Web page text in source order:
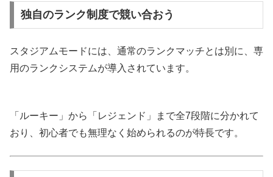
独自のランク制度で競い合おう
スタジアムモードには、通常のランクマッチとは別に、専
用のランクシステムが導入されています。
「ルーキー」から「レジェンド」まで全7段階に分かれて
おり、初心者でも無理なく始められるのが特長です。